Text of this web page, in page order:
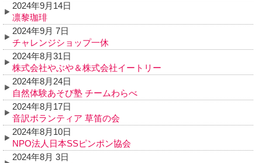
2024年9月14日
凛黎珈琲
2024年9月 7日
チャレンジショップ一休
2024年8月31日
株式会社やぶや＆株式会社イートリー
2024年8月24日
自然体験あそび塾 チームわらべ
2024年8月17日
音訳ボランティア 草笛の会
2024年8月10日
NPO法人日本SSピンポン協会
2024年8月 3日